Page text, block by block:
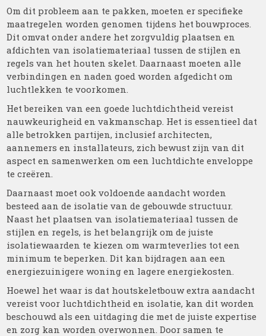
Om dit probleem aan te pakken, moeten er specifieke
maatregelen worden genomen tijdens het bouwproces.
Dit omvat onder andere het zorgvuldig plaatsen en
afdichten van isolatiemateriaal tussen de stijlen en
regels van het houten skelet. Daarnaast moeten alle
verbindingen en naden goed worden afgedicht om
luchtlekken te voorkomen.
Het bereiken van een goede luchtdichtheid vereist
nauwkeurigheid en vakmanschap. Het is essentieel dat
alle betrokken partijen, inclusief architecten,
aannemers en installateurs, zich bewust zijn van dit
aspect en samenwerken om een luchtdichte enveloppe
te creëren.
Daarnaast moet ook voldoende aandacht worden
besteed aan de isolatie van de gebouwde structuur.
Naast het plaatsen van isolatiemateriaal tussen de
stijlen en regels, is het belangrijk om de juiste
isolatiewaarden te kiezen om warmteverlies tot een
minimum te beperken. Dit kan bijdragen aan een
energiezuinigere woning en lagere energiekosten.
Hoewel het waar is dat houtskeletbouw extra aandacht
vereist voor luchtdichtheid en isolatie, kan dit worden
beschouwd als een uitdaging die met de juiste expertise
en zorg kan worden overwonnen. Door samen te